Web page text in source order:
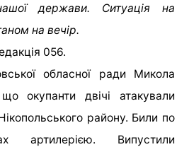
держави. Ситуація на
на вечір.
056.
обласної ради Микола
окупанти двічі атакували
району. Били по
артилерією. Випустили